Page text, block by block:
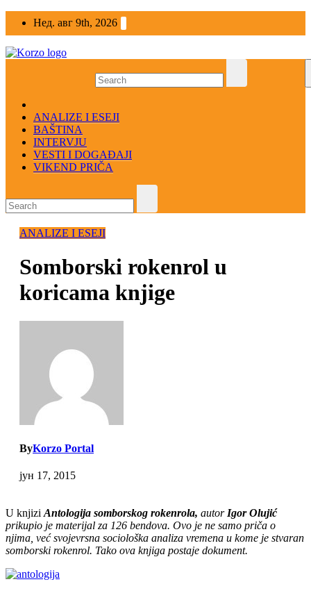
Нед. авг 9th, 2026
ANALIZE I ESEJI
BAŠTINA
INTERVJU
VESTI I DOGAĐAJI
VIKEND PRIČA
ANALIZE I ESEJI
Somborski rokenrol u
koricama knjige
ByKorzo Portal
јун 17, 2015
U knjiziAntologija somborskog rokenrola, autorIgor Olujić
prikupio je materijal za 126 bendova. Ovo je ne samo priča o
njima, već svojevrsna sociološka analiza vremena u kome je stvaran
somborski rokenrol. Tako ova knjiga postaje dokument.